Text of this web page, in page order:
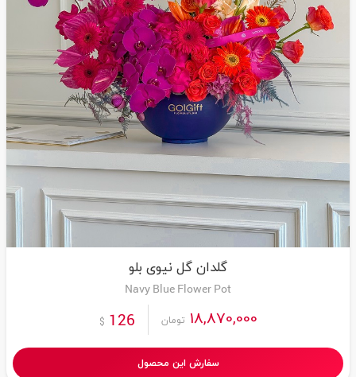
گلدان گل نیوی بلو
Navy Blue Flower Pot
18,870,000 تومان 126
$
سفارش این محصول